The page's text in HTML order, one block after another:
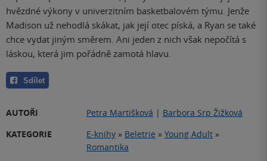
hvězdné výkony v univerzitním basketbalovém týmu. Jenže
Madison už nehodlá skákat, jak její otec píská, a Ryan se také
chce vydat jiným směrem. Ani jeden z nich však nepočítá s
láskou, která jim pořádně zamotá hlavu.
Sdílet
AUTOŘI Petra Martišková | Barbora Srp Žižková
KATEGORIE
E-knihy » Beletrie » Young Adult »
Romantika